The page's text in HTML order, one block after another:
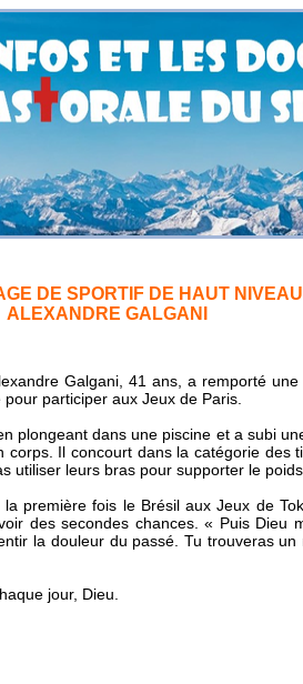
DE SPORTIF DE HAUT NIVEAU
ALEXANDRE GALGANI
Galgani, 41 ans, a remporté
participer aux Jeux de Paris.
plongeant dans une piscine et a subi
corps. Il concourt dans la catégorie des
utiliser leurs bras pour supporter le
première fois le Brésil aux Jeux de
des secondes chances.« Puis Dieu
la douleur du passé. Tu trouveras un
jour, Dieu.